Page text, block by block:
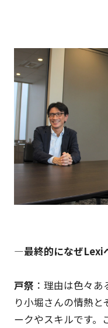
―最終的になぜLexi
戸祭 ：理由は色々
り小堀さんの情熱
ークやスキルです。